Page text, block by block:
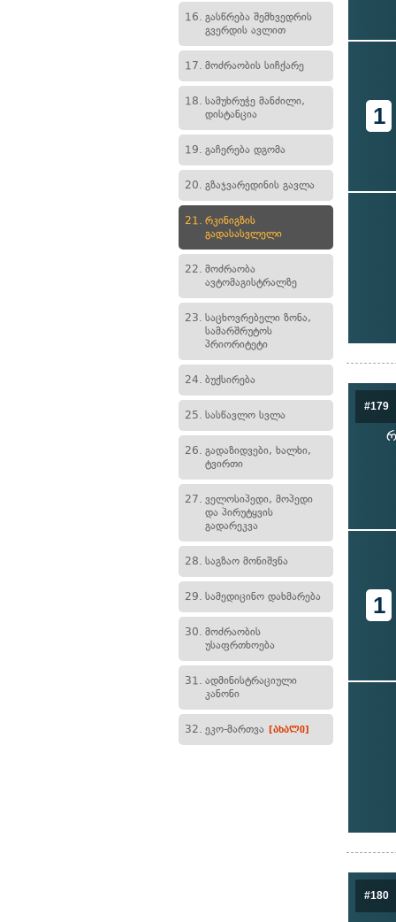
16. გასწრება შემხვედრის
გვერდის ავლით
17. მოძრაობის სიჩქარე
18. სამუხრუჭე მანძილი,
დისტანცია
19. გაჩერება დგომა
20. გზაჯვარედინის გავლა
21. რკინიგზის
გადასასვლელი
22. მოძრაობა
ავტომაგისტრალზე
23. საცხოვრებელი ზონა,
სამარშრუტოს
პრიორიტეტი
24. ბუქსირება
25. სასწავლო სვლა
26. გადაზიდვები, ხალხი,
ტვირთი
27. ველოსიპედი, მოპედი
და პირუტყვის
გადარეკვა
28. საგზაო მონიშვნა
29. სამედიცინო დახმარება
30. მოძრაობის
უსაფრთხოება
31. ადმინისტრაციული
კანონი
32. ეკო-მართვა [ახალი]
1
#179
1
#180